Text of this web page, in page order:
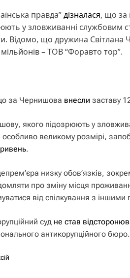
правда”дізналася, що за
у зловживанні службовим
Відомо, що дружина
– ТОВ “Форавто тор”.
за Чернишова внесли заставу
якого підозрюють у
великому розмірі,
.
низку обов’язків,
про зміну місця
від спілкування з
суд не став
антикорупційного бюро.